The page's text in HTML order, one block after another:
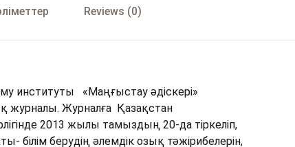
Reviews (0)
институты «Маңғыстау əдіскері»
журналы. Журналға Қазақстан
2013 жылы тамыздың 20-да тіркеліп,
білім берудің әлемдік озық тәжірибелерін,